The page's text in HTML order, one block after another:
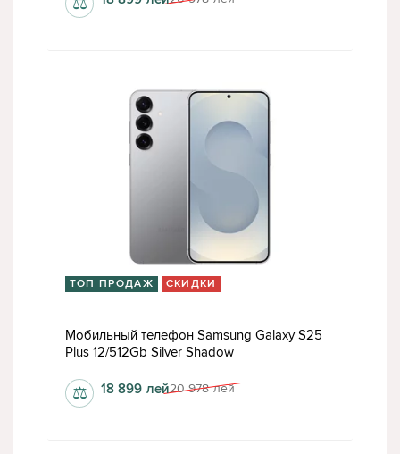
ТОП ПРОДАЖ СКИДКИ
Мобильный телефон Samsung Galaxy S25
Plus 12/512Gb Silver Shadow
20 978 лей
18 899 лей
⚖